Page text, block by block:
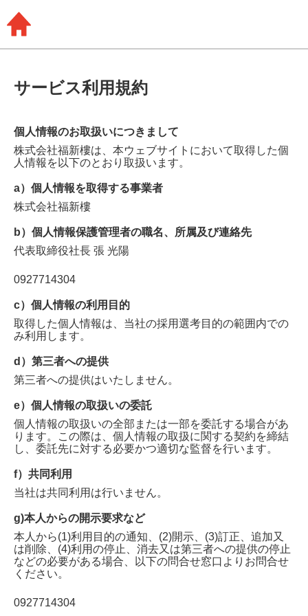
サービス利用規約
個人情報のお取扱いにつきまして
株式会社福新樓は、本ウェブサイトにおいて取得した個
人情報を以下のとおり取扱います。
a）個人情報を取得する事業者
株式会社福新樓
b）個人情報保護管理者の職名、所属及び連絡先
代表取締役社長 張 光陽
0927714304
c）個人情報の利用目的
取得した個人情報は、当社の採用選考目的の範囲内での
み利用します。
d）第三者への提供
第三者への提供はいたしません。
e）個人情報の取扱いの委託
個人情報の取扱いの全部または一部を委託する場合があ
ります。この際は、個人情報の取扱に関する契約を締結
し、委託先に対する必要かつ適切な監督を行います。
f）共同利用
当社は共同利用は行いません。
g)本人からの開示要求など
本人から(1)利用目的の通知、(2)開示、(3)訂正、追加又
は削除、(4)利用の停止、消去又は第三者への提供の停止
などの必要がある場合、以下の問合せ窓口よりお問合せ
ください。
0927714304